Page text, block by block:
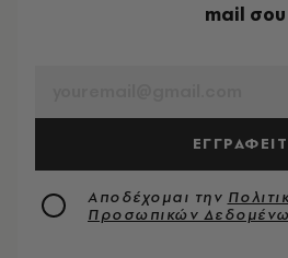
mail σου
Αποδέχομαι την
Προσωπικών